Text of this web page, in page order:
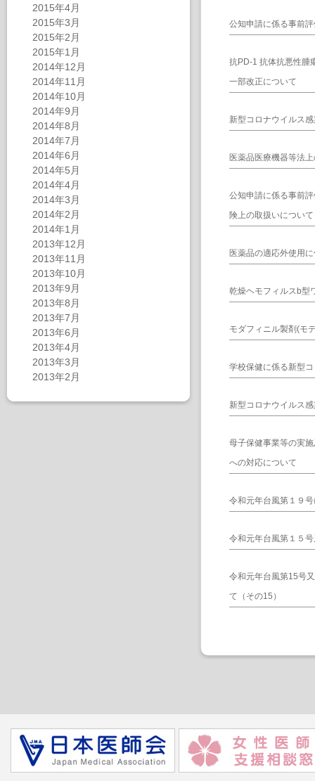
2015年4月
2015年3月
2015年2月
2015年1月
2014年12月
2014年11月
2014年10月
2014年9月
2014年8月
2014年7月
2014年6月
2014年5月
2014年4月
2014年3月
2014年2月
2014年1月
2013年12月
2013年11月
2013年10月
2013年9月
2013年8月
2013年7月
2013年6月
2013年4月
2013年3月
2013年2月
公知申請に係る事前
抗PD-1 抗体抗悪性腫
一部改正について
新型コロナウイルス
医薬品医療機器等法
公知申請に係る事前
険上の取扱いについて
医薬品の適応外使用
乾燥ヘモフィルスb型
モダフィニル製剤(モ
学校保健に係る新型
新型コロナウイルス
母子保健事業等の実
への対応について
令和元年台風第１９
令和元年台風第１５
令和元年台風第15号
て（その15）